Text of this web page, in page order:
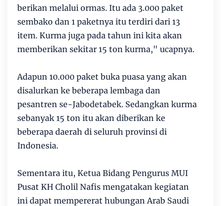
berikan melalui ormas. Itu ada 3.000 paket
sembako dan 1 paketnya itu terdiri dari 13
item. Kurma juga pada tahun ini kita akan
memberikan sekitar 15 ton kurma," ucapnya.
Adapun 10.000 paket buka puasa yang akan
disalurkan ke beberapa lembaga dan
pesantren se-Jabodetabek. Sedangkan kurma
sebanyak 15 ton itu akan diberikan ke
beberapa daerah di seluruh provinsi di
Indonesia.
Sementara itu, Ketua Bidang Pengurus MUI
Pusat KH Cholil Nafis mengatakan kegiatan
ini dapat mempererat hubungan Arab Saudi